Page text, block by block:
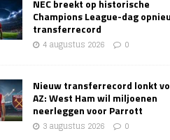
NEC breekt op historische
Champions League-dag
transferrecord
4 augustus 2026 0
Nieuw transferrecord lonkt
AZ: West Ham wil miljoenen
neerleggen voor Parrott
3 augustus 2026 0